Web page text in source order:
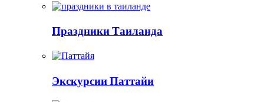
Праздники Таиланда
Экскурсии Паттайи